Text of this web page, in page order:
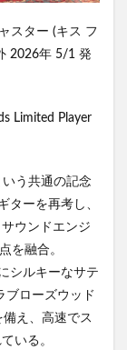
スター (キス フ
2026年 5/1 発
Limited Player
う共通の記念
ターを再考し、
ウンドエンジ
を融合。
シルキーなサテ
ブローズウッド
え、高速でス
いる。